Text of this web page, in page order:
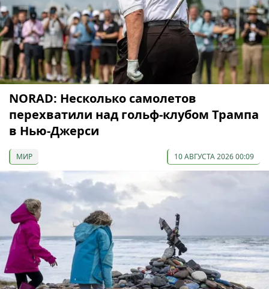
NORAD: Несколько самолетов
перехватили над гольф-клубом Трампа
в Нью-Джерси
МИР 10 АВГУСТА 2026 00:09